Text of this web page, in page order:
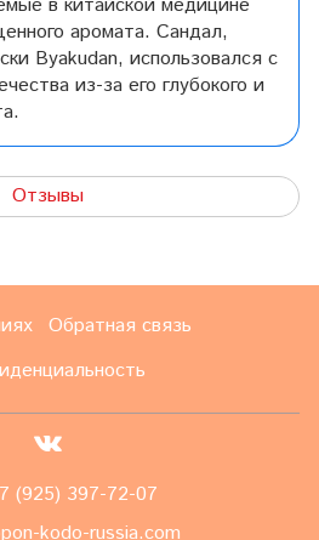
аромата. Сандал,
Byakudan, использовался с
из-за его глубокого и
Отзывы
Обратная связь
397-72-07
kodo-russia.com